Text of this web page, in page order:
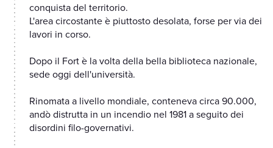
conquista del territorio.
L'area circostante è piuttosto desolata, forse per via dei
lavori in corso.
Dopo il Fort è la volta della bella biblioteca nazionale,
sede oggi dell'università.
Rinomata a livello mondiale, conteneva circa 90.000,
andò distrutta in un incendio nel 1981 a seguito dei
disordini filo-governativi.